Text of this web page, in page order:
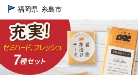
福岡県 糸島市